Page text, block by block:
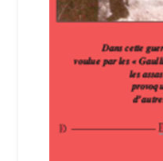
Qui sommes-nous ?
Soutien à Philippe Randa
Suivi de la Commande